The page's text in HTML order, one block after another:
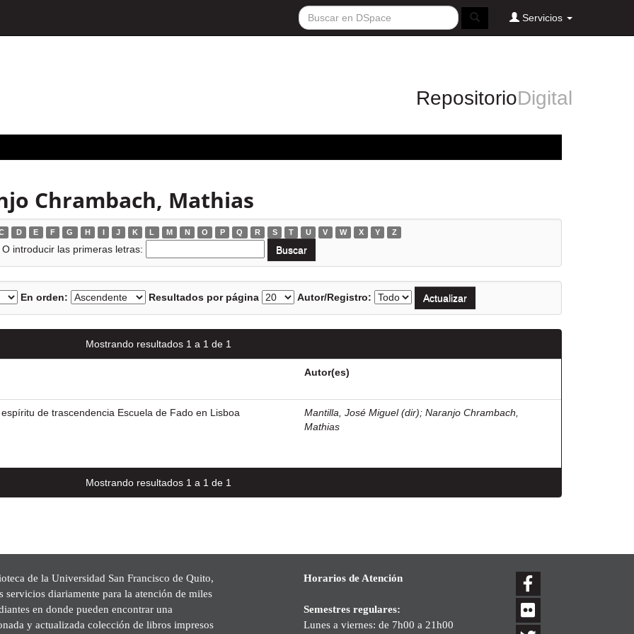
Servicios
RepositorioDigital
Chrambach, Mathias
D E F G H I J K L M N O P Q R S T U V W X Y Z
O introducir las primeras letras:
En orden: Resultados por página Autor/Registro:
Mostrando resultados 1 a 1 de 1
Autor(es)
de trascendencia Escuela de Fado en Lisboa Mantilla, José Miguel (dir); Naranjo Chrambach,
Mathias
Mostrando resultados 1 a 1 de 1
de la Universidad San Francisco de Quito,
servicios diariamente para la atención de miles
en donde pueden encontrar una
y actualizada colección de libros impresos
Horarios de Atención
Semestres regulares:
Lunes a viernes: de 7h00 a 21h00